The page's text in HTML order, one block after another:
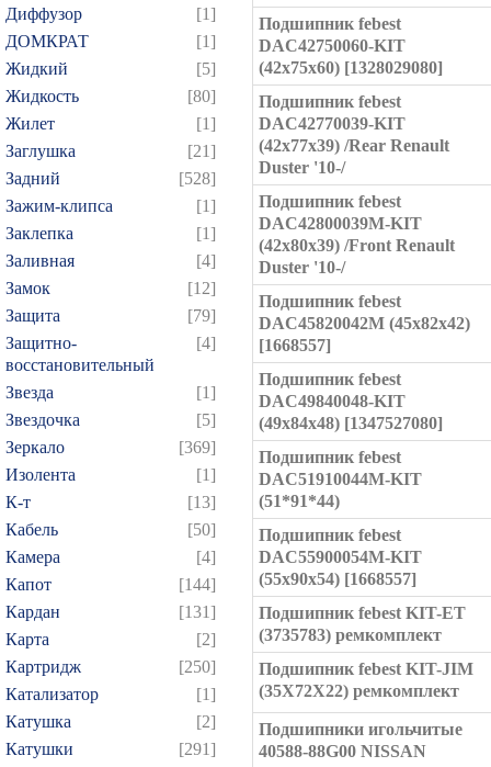
Диффузор
[1]
ДОМКРАТ
[1]
Жидкий
[5]
Жидкость
[80]
Жилет
[1]
Заглушка
[21]
Задний
[528]
Зажим-клипса
[1]
Заклепка
[1]
Заливная
[4]
Замок
[12]
Защита
[79]
Защитно-
восстановительный
[4]
Звезда
[1]
Звездочка
[5]
Зеркало
[369]
Изолента
[1]
К-т
[13]
Кабель
[50]
Камера
[4]
Капот
[144]
Кардан
[131]
Карта
[2]
Картридж
[250]
Катализатор
[1]
Катушка
[2]
Катушки
[291]
Подшипник febest
DAC42750060-KIT
(42x75x60) [1328029080]
Подшипник febest
DAC42770039-KIT
(42x77x39) /Rear Renault
Duster '10-/
Подшипник febest
DAC42800039M-KIT
(42x80x39) /Front Renault
Duster '10-/
Подшипник febest
DAC45820042M (45x82x42)
[1668557]
Подшипник febest
DAC49840048-KIT
(49x84x48) [1347527080]
Подшипник febest
DAC51910044M-KIT
(51*91*44)
Подшипник febest
DAC55900054M-KIT
(55x90x54) [1668557]
Подшипник febest KIT-ET
(3735783) ремкомплект
Подшипник febest KIT-JIM
(35X72X22) ремкомплект
Подшипники игольчитые
40588-88G00 NISSAN